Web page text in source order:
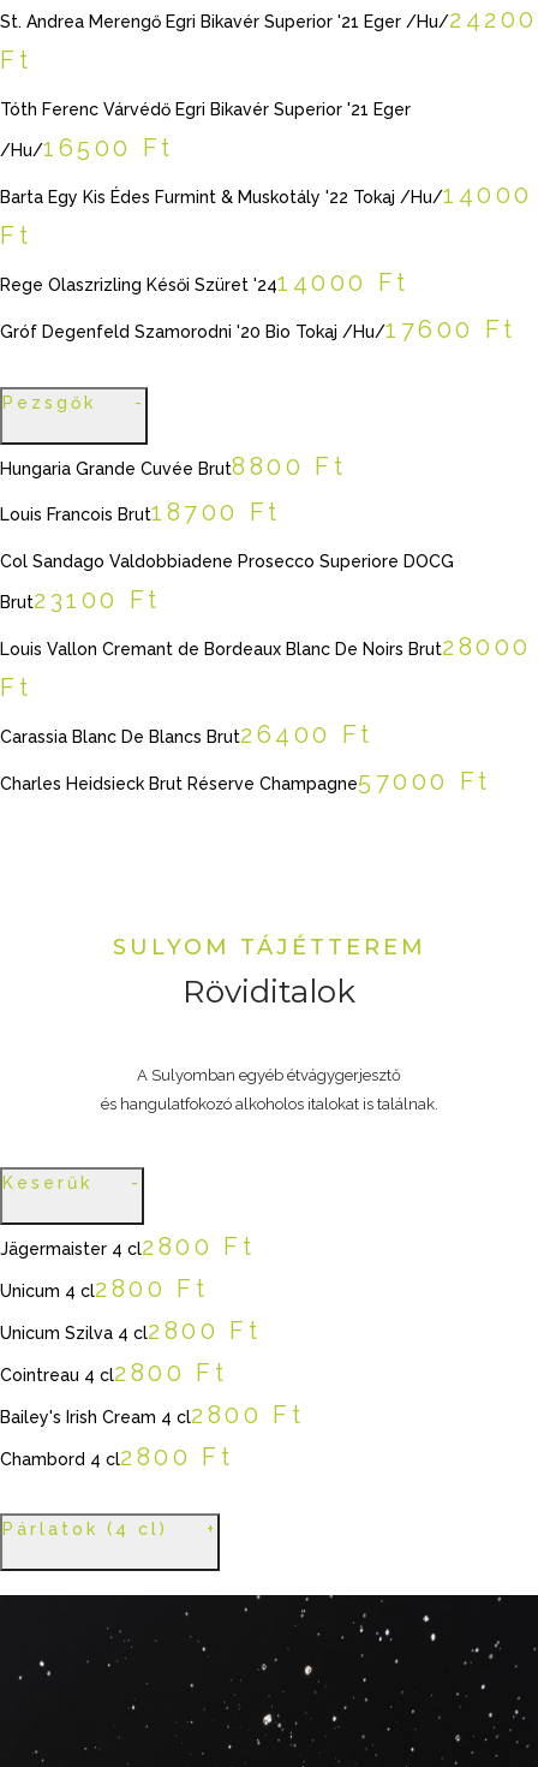
St. Andrea Merengő Egri Bikavér Superior '21 Eger /Hu/24200
Ft
Tóth Ferenc Várvédő Egri Bikavér Superior '21 Eger
/Hu/16500 Ft
Barta Egy Kis Édes Furmint & Muskotály '22 Tokaj /Hu/14000
Ft
Rege Olaszrizling Késői Szüret '2414000 Ft
Gróf Degenfeld Szamorodni '20 Bio Tokaj /Hu/17600 Ft
Pezsgők
Hungaria Grande Cuvée Brut8800 Ft
Louis Francois Brut18700 Ft
Col Sandago Valdobbiadene Prosecco Superiore DOCG
Brut23100 Ft
Louis Vallon Cremant de Bordeaux Blanc De Noirs Brut28000
Ft
Carassia Blanc De Blancs Brut26400 Ft
Charles Heidsieck Brut Réserve Champagne57000 Ft
SULYOM TÁJÉTTEREM
Röviditalok
A Sulyomban egyéb étvágygerjesztő
és hangulatfokozó alkoholos italokat is találnak.
Keserűk
Jägermaister 4 cl2800 Ft
Unicum 4 cl2800 Ft
Unicum Szilva 4 cl2800 Ft
Cointreau 4 cl2800 Ft
Bailey's Irish Cream 4 cl2800 Ft
Chambord 4 cl2800 Ft
Párlatok (4 cl)